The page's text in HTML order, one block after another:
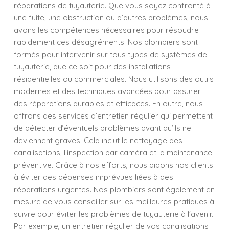
réparations de tuyauterie. Que vous soyez confronté à
une fuite, une obstruction ou d’autres problèmes, nous
avons les compétences nécessaires pour résoudre
rapidement ces désagréments. Nos plombiers sont
formés pour intervenir sur tous types de systèmes de
tuyauterie, que ce soit pour des installations
résidentielles ou commerciales. Nous utilisons des outils
modernes et des techniques avancées pour assurer
des réparations durables et efficaces. En outre, nous
offrons des services d’entretien régulier qui permettent
de détecter d’éventuels problèmes avant qu’ils ne
deviennent graves. Cela inclut le nettoyage des
canalisations, l’inspection par caméra et la maintenance
préventive. Grâce à nos efforts, nous aidons nos clients
à éviter des dépenses imprévues liées à des
réparations urgentes. Nos plombiers sont également en
mesure de vous conseiller sur les meilleures pratiques à
suivre pour éviter les problèmes de tuyauterie à l'avenir.
Par exemple, un entretien régulier de vos canalisations